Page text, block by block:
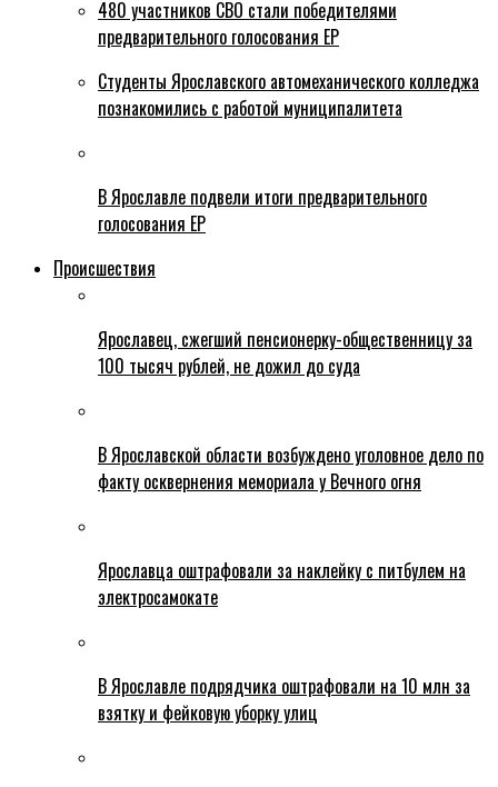
480 участников СВО стали победителями
предварительного голосования ЕР
Студенты Ярославского автомеханического колледжа
познакомились с работой муниципалитета
В Ярославле подвели итоги предварительного
голосования ЕР
Происшествия
Ярославец, сжегший пенсионерку-общественницу за
100 тысяч рублей, не дожил до суда
В Ярославской области возбуждено уголовное дело по
факту осквернения мемориала у Вечного огня
Ярославца оштрафовали за наклейку с питбулем на
электросамокате
В Ярославле подрядчика оштрафовали на 10 млн за
взятку и фейковую уборку улиц